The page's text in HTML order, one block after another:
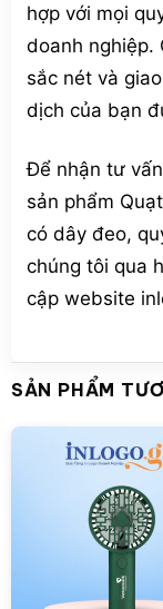
hợp với mọi
doanh nghiệp.
sắc nét và
dịch của bạn
Để nhận tư
sản phẩm
có dây đeo,
chúng tôi qua
cập website
SẢN PHẨM